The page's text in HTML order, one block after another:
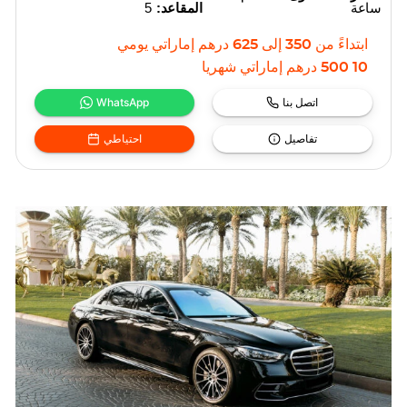
المقاعد: 5
ساعة
ابتداءً من 350 إلى 625 درهم إماراتي يومي
10 500
درهم إماراتي شهريا
WhatsApp اتصل بنا
احتياطي تفاصيل